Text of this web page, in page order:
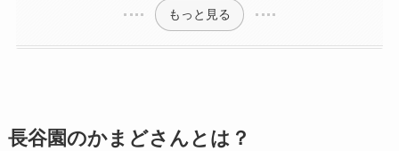
もっと見る
長谷園のかまどさんとは？